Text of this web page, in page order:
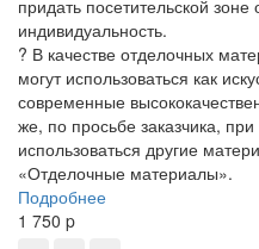
придать посетительской
индивидуальность.
? В качестве отделочных
могут использоваться как
современные
же, по просьбе заказчика,
использоваться другие
«Отделочные материалы».
Подробнее
1 750 p